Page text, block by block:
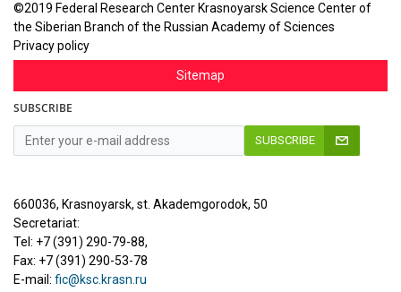
©2019 Federal Research Center Krasnoyarsk Science Center of
the Siberian Branch of the Russian Academy of Sciences
Privacy policy
Sitemap
SUBSCRIBE
SUBSCRIBE
660036, Krasnoyarsk, st. Akademgorodok, 50
Secretariat:
Tel: +7 (391) 290-79-88,
Fax: +7 (391) 290-53-78
E-mail: fic@ksc.krasn.ru